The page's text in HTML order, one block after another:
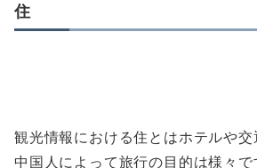
住
観光情報における住とはホテルや交
中国人によって旅行の目的は様々